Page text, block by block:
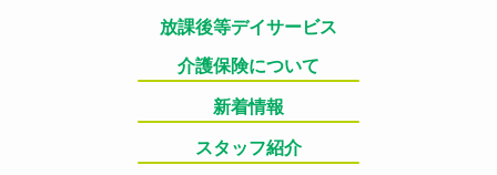
放課後等デイサービス
介護保険について
新着情報
スタッフ紹介